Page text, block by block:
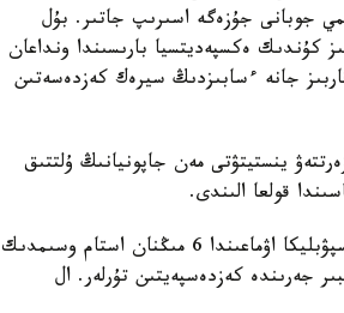
جوبانى جۇزەگە اسىرىپ جاتىر. بۇل
كۇندىك ەكسپەديتسيا بارىسىندا ونداعان
جانە ءسابىزدىڭ سيرەك كەزدەسەتىن
ينستيتۋتى مەن جاپونيانىڭ ۇلتتىق
قازاقستان وسىمدىكتەر دۇنيەسىنە باي ەلدەردىڭ ءبىرى سانالادى. رەسپۋبليكا اۋماعىندا 6 مىڭنان استام وسىمدىك
ەشبىر جەرىندە كەزدەسپەيتىن تۇرلەر. ال